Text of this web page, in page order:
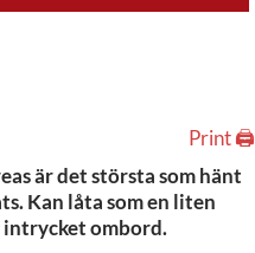
Print 🖨
är det största som hänt
Kan låta som en liten
intrycket ombord.